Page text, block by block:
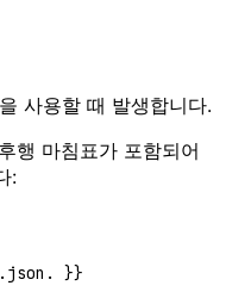
사용할 때 발생합니다.
행 마침표가 포함되어
:
. json . }}